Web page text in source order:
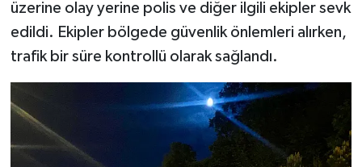
üzerine olay yerine polis ve diğer ilgili ekipler sevk
edildi. Ekipler bölgede güvenlik önlemleri alırken,
trafik bir süre kontrollü olarak sağlandı.